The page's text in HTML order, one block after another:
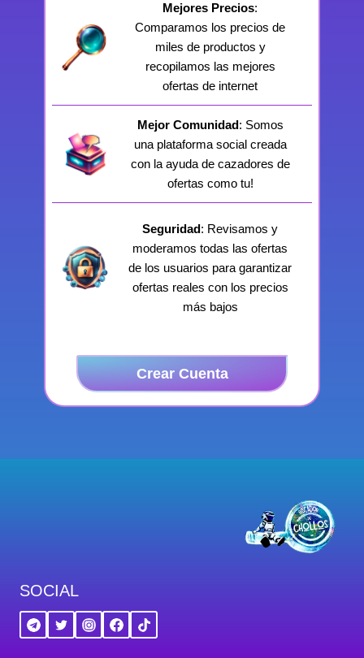
Mejores Precios:
Comparamos los precios de
miles de productos y
recopilamos las mejores
ofertas de internet
Mejor Comunidad: Somos
una plataforma social creada
con la ayuda de cazadores de
ofertas como tu!
Seguridad: Revisamos y
moderamos todas las ofertas
de los usuarios para garantizar
ofertas reales con los precios
más bajos
Crear Cuenta
SOCIAL